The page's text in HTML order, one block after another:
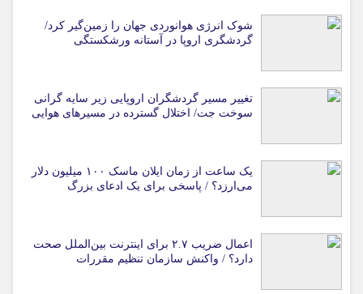
شوک انرژی هوانوردی جهان را زمین‌گیر کرد/
گردشگری اروپا در آستانه ورشکستگی
تغییر مسیر گردشگران اروپایی زیر سایه گرانی
سوخت جت/ اختلال گسترده در مسیرهای هوایی
یک ساعت از زمان ایلان ماسک ۱۰۰ میلیون دلار
می‌ارزد؟ / پاسخی برای یک ادعای بزرگ
اعمال ضریب ۲.۷ برای اینترنت بین‌الملل صحت
دارد؟ / واکنش سازمان تنظیم مقررات